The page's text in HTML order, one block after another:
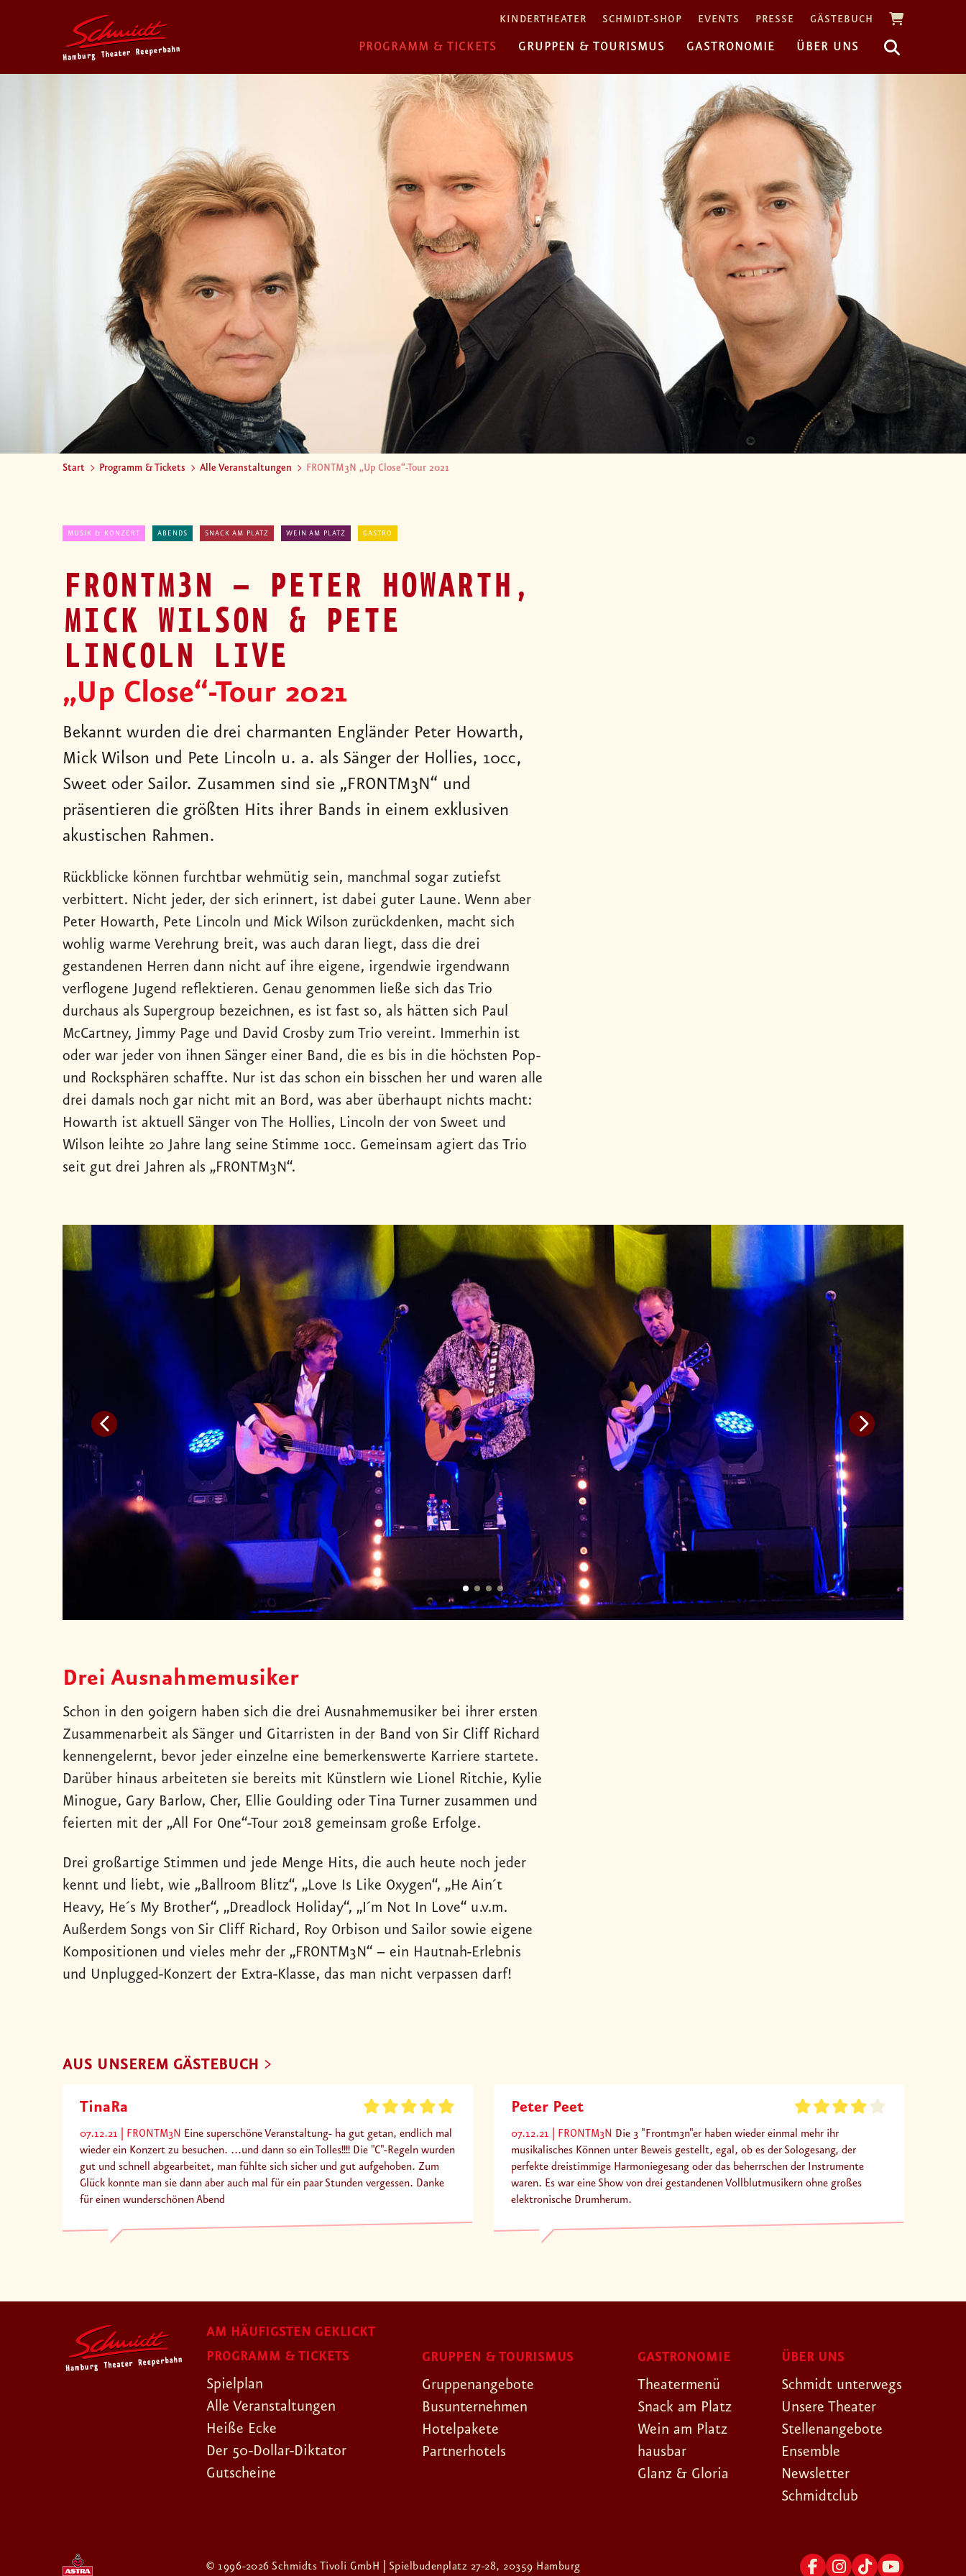
KINDERTHEATER SCHMIDT-SHOP EVENTS PRESSE GÄSTEBUCH
PROGRAMM & TICKETS GRUPPEN & TOURISMUS GASTRONOMIE ÜBER UNS
Start Programm & Tickets Alle Veranstaltungen FRONTM3N „Up Close“-Tour 2021
MUSIK & KONZERT ABENDS SNACK AM PLATZ WEIN AM PLATZ GASTRO
FRONTM3N – PETER HOWARTH,
MICK WILSON & PETE
LINCOLN LIVE
„Up Close“-Tour 2021
Bekannt wurden die drei charmanten Engländer Peter Howarth,
Mick Wilson und Pete Lincoln u. a. als Sänger der Hollies, 10cc,
Sweet oder Sailor. Zusammen sind sie „FRONTM3N“ und
präsentieren die größten Hits ihrer Bands in einem exklusiven
akustischen Rahmen.
Rückblicke können furchtbar wehmütig sein, manchmal sogar zutiefst
verbittert. Nicht jeder, der sich erinnert, ist dabei guter Laune. Wenn aber
Peter Howarth, Pete Lincoln und Mick Wilson zurückdenken, macht sich
wohlig warme Verehrung breit, was auch daran liegt, dass die drei
gestandenen Herren dann nicht auf ihre eigene, irgendwie irgendwann
verflogene Jugend reflektieren. Genau genommen ließe sich das Trio
durchaus als Supergroup bezeichnen, es ist fast so, als hätten sich Paul
McCartney, Jimmy Page und David Crosby zum Trio vereint. Immerhin ist
oder war jeder von ihnen Sänger einer Band, die es bis in die höchsten Pop-
und Rocksphären schaffte. Nur ist das schon ein bisschen her und waren alle
drei damals noch gar nicht mit an Bord, was aber überhaupt nichts macht:
Howarth ist aktuell Sänger von The Hollies, Lincoln der von Sweet und
Wilson leihte 20 Jahre lang seine Stimme 10cc. Gemeinsam agiert das Trio
seit gut drei Jahren als „FRONTM3N“.
Drei Ausnahmemusiker
Schon in den 90igern haben sich die drei Ausnahmemusiker bei ihrer ersten
Zusammenarbeit als Sänger und Gitarristen in der Band von Sir Cliff Richard
kennengelernt, bevor jeder einzelne eine bemerkenswerte Karriere startete.
Darüber hinaus arbeiteten sie bereits mit Künstlern wie Lionel Ritchie, Kylie
Minogue, Gary Barlow, Cher, Ellie Goulding oder Tina Turner zusammen und
feierten mit der „All For One“-Tour 2018 gemeinsam große Erfolge.
Drei großartige Stimmen und jede Menge Hits, die auch heute noch jeder
kennt und liebt, wie „Ballroom Blitz“, „Love Is Like Oxygen“, „He Ain´t
Heavy, He´s My Brother“, „Dreadlock Holiday“, „I´m Not In Love“ u.v.m.
Außerdem Songs von Sir Cliff Richard, Roy Orbison und Sailor sowie eigene
Kompositionen und vieles mehr der „FRONTM3N“ – ein Hautnah-Erlebnis
und Unplugged-Konzert der Extra-Klasse, das man nicht verpassen darf!
AUS UNSEREM GÄSTEBUCH
TinaRa
07.12.21 FRONTM3N Eine superschöne Veranstaltung- ha gut getan, endlich mal
wieder ein Konzert zu besuchen. ...und dann so ein Tolles!!!! Die "C"-Regeln wurden
gut und schnell abgearbeitet, man fühlte sich sicher und gut aufgehoben. Zum
Glück konnte man sie dann aber auch mal für ein paar Stunden vergessen. Danke
für einen wunderschönen Abend
Peter Peet
07.12.21 FRONTM3N Die 3 "Frontm3n"er haben wieder einmal mehr ihr
musikalisches Können unter Beweis gestellt, egal, ob es der Sologesang, der
perfekte dreistimmige Harmoniegesang oder das beherrschen der Instrumente
waren. Es war eine Show von drei gestandenen Vollblutmusikern ohne großes
elektronische Drumherum.
AM HÄUFIGSTEN GEKLICKT
PROGRAMM & TICKETS
Spielplan
Alle Veranstaltungen
Heiße Ecke
Der 50-Dollar-Diktator
Gutscheine
GRUPPEN & TOURISMUS
Gruppenangebote
Busunternehmen
Hotelpakete
Partnerhotels
GASTRONOMIE
Theatermenü
Snack am Platz
Wein am Platz
hausbar
Glanz & Gloria
ÜBER UNS
Schmidt unterwegs
Unsere Theater
Stellenangebote
Ensemble
Newsletter
Schmidtclub
© 1996-2026 Schmidts Tivoli GmbH | Spielbudenplatz 27-28, 20359 Hamburg